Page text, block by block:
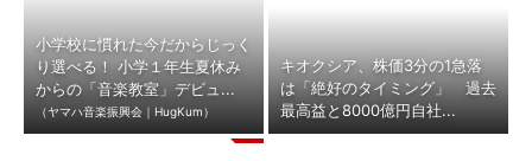
小学校に慣れた今だからじっく
り選べる！ 小学１年生夏休み
からの「音楽教室」デビュ...
（ヤマハ音楽振興会｜HugKum）
キオクシア、株価3分の1急落
は「絶好のタイミング」 過去
最高益と8000億円自社...